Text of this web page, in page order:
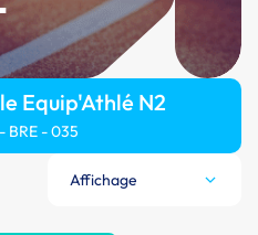
Equip'Athlé N2
BRE - 035
Affichage